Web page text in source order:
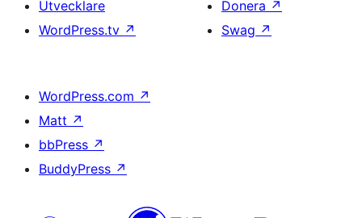
Utvecklare
WordPress.tv ↗
Donera ↗
Swag ↗
WordPress.com ↗
Matt ↗
bbPress ↗
BuddyPress ↗